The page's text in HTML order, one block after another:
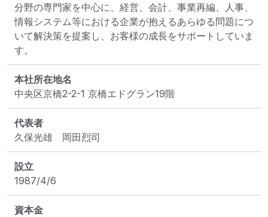
分野の専門家を中心に、経営、会計、事業再編、人事、
情報システム等における企業が抱えるあらゆる問題につ
いて解決策を提案し、お客様の成長をサポートしていま
す。
本社所在地名
中央区京橋2-2-1 京橋エドグラン19階
代表者
久保光雄　岡田烈司
設立
1987/4/6
資本金